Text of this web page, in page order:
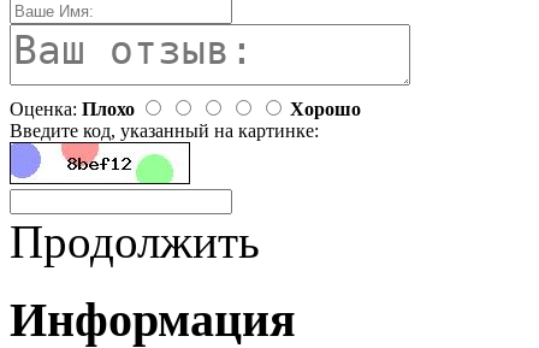
Оценка: Плохо
Хорошо
Введите код, указанный на картинке:
Продолжить
Информация